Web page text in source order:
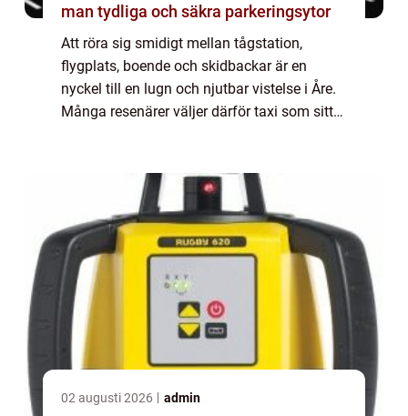
man tydliga och säkra parkeringsytor
Att röra sig smidigt mellan tågstation,
flygplats, boende och skidbackar är en
nyckel till en lugn och njutbar vistelse i Åre.
Många resenärer väljer därför taxi som sitt
02 augusti 2026 admin